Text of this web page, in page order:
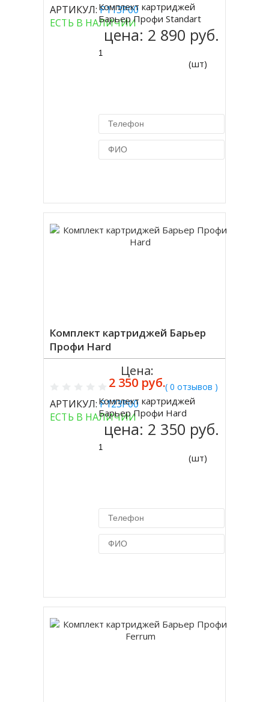
АРТИКУЛ:Р113Р00
ЕСТЬ В НАЛИЧИИ
Купить
Комплект картриджей
Барьер Профи Standart
цена: 2 890 руб.
(шт)
Комплект картриджей Барьер
Профи Hard
( 0 отзывов )
АРТИКУЛ:Р123Р00
ЕСТЬ В НАЛИЧИИ
Цена:
2 350 руб.
Купить
Комплект картриджей
Барьер Профи Hard
цена: 2 350 руб.
(шт)